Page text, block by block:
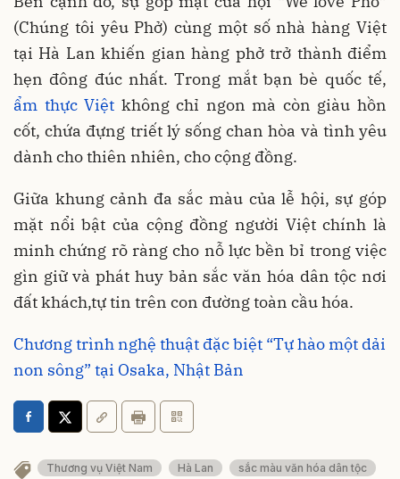
(Chúng tôi yêu Phở) cùng một số nhà hàng Việt
tại Hà Lan khiến gian hàng phở trở thành điểm
hẹn đông đúc nhất. Trong mắt bạn bè quốc tế,
ẩm thực Việt không chỉ ngon mà còn giàu hồn
cốt, chứa đựng triết lý sống chan hòa và tình yêu
dành cho thiên nhiên, cho cộng đồng.
Giữa khung cảnh đa sắc màu của lễ hội, sự góp
mặt nổi bật của cộng đồng người Việt chính là
minh chứng rõ ràng cho nỗ lực bền bỉ trong việc
gìn giữ và phát huy bản sắc văn hóa dân tộc nơi
đất khách,tự tin trên con đường toàn cầu hóa.
Chương trình nghệ thuật đặc biệt “Tự hào một dải
non sông” tại Osaka, Nhật Bản
Thương vụ Việt Nam Hà Lan
sắc màu văn hóa dân tộc